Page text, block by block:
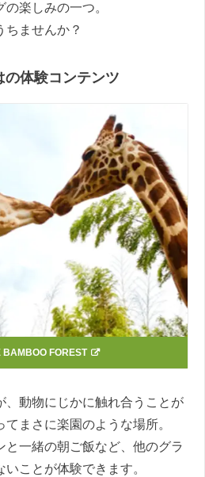
楽しみの一つ。
ちませんか？
体験コンテンツ
BAMBOO FOREST
、動物にじかに触れ合うことが
まさに楽園のような場所。
と一緒の朝ご飯など、他のグラ
ことが体験できます。